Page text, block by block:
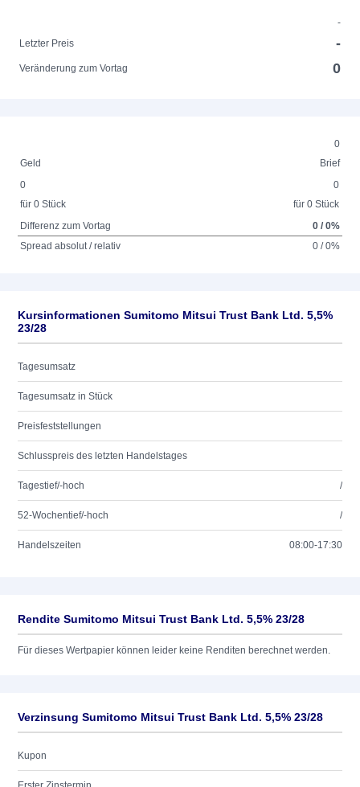
-
Letzter Preis
-
Veränderung zum Vortag 0
0
Geld
Brief
0
für 0 Stück
0
für 0 Stück
Differenz zum Vortag
0 / 0%
Spread absolut / relativ
0 / 0%
Kursinformationen Sumitomo Mitsui Trust Bank Ltd. 5,5%
23/28
Tagesumsatz
Tagesumsatz in Stück
Preisfeststellungen
Schlusspreis des letzten Handelstages
Tagestief/-hoch /
52-Wochentief/-hoch /
Handelszeiten 08:00-17:30
Rendite Sumitomo Mitsui Trust Bank Ltd. 5,5% 23/28
Für dieses Wertpapier können leider keine Renditen berechnet werden.
Verzinsung Sumitomo Mitsui Trust Bank Ltd. 5,5% 23/28
Kupon